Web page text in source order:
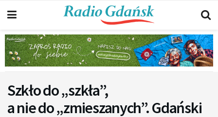
Szkło do „szkła”,
a nie do „zmieszanych”. Gdański